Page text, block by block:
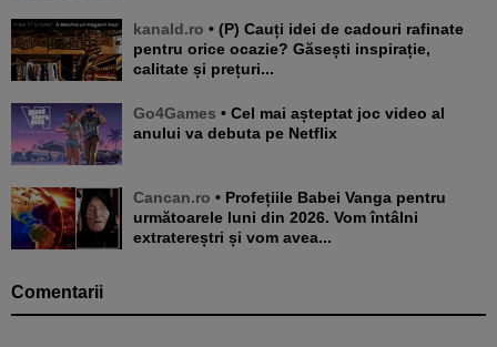
kanald.ro • (P) Cauți idei de cadouri rafinate
pentru orice ocazie? Găsești inspirație,
calitate și prețuri...
Go4Games • Cel mai așteptat joc video al
anului va debuta pe Netflix
Cancan.ro • Profețiile Babei Vanga pentru
următoarele luni din 2026. Vom întâlni
extratereștri și vom avea...
Comentarii